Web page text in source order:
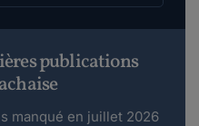
publications
manqué en juillet 2026